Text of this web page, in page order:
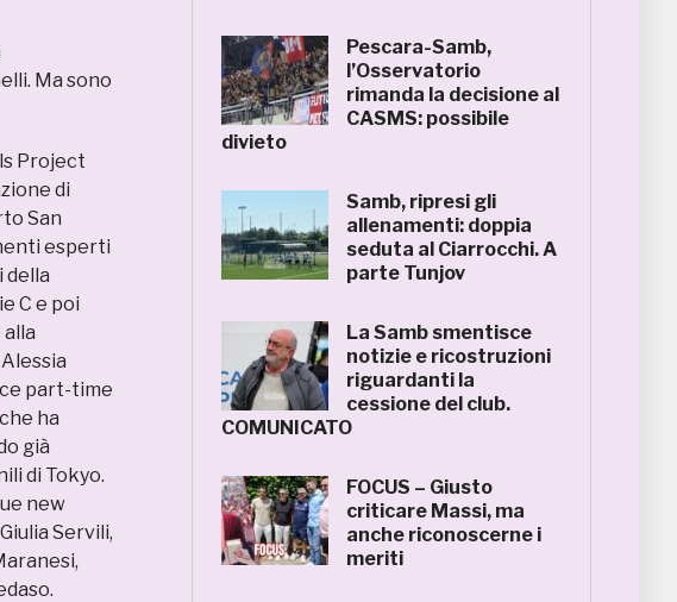
Ma sono
Project
di
San
esperti
della
C e poi
part-time
ha
già
di Tokyo.
new
Servili,
Pescara-Samb,
l’Osservatorio
rimanda la decisione al
CASMS: possibile
divieto
Samb, ripresi gli
allenamenti: doppia
seduta al Ciarrocchi. A
parte Tunjov
La Samb smentisce
notizie e ricostruzioni
riguardanti la
cessione del club.
COMUNICATO
FOCUS – Giusto
criticare Massi, ma
anche riconoscerne i
meriti